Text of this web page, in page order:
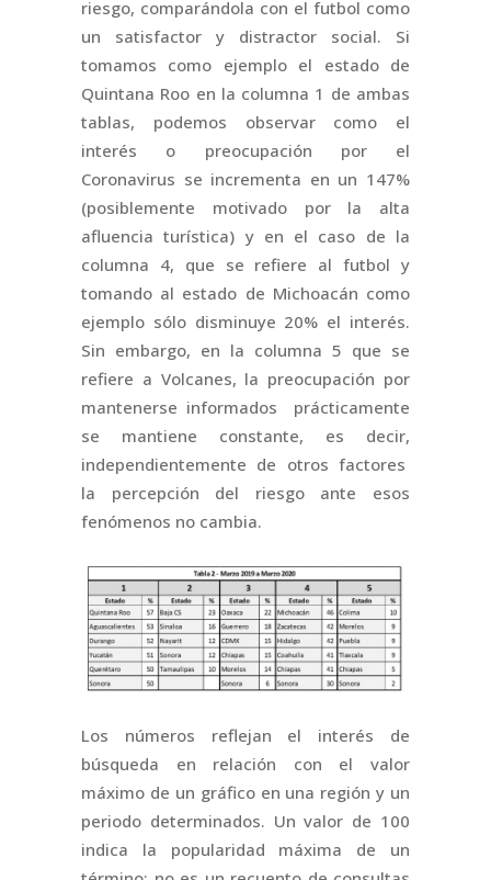
riesgo, comparándola con el futbol como
un satisfactor y distractor social. Si
tomamos como ejemplo el estado de
Quintana Roo en la columna 1 de ambas
tablas, podemos observar como el
interés o preocupación por el
Coronavirus se incrementa en un 147%
(posiblemente motivado por la alta
afluencia turística) y en el caso de la
columna 4, que se refiere al futbol y
tomando al estado de Michoacán como
ejemplo sólo disminuye 20% el interés.
Sin embargo, en la columna 5 que se
refiere a Volcanes, la preocupación por
mantenerse informados prácticamente
se mantiene constante, es decir,
independientemente de otros factores
la percepción del riesgo ante esos
fenómenos no cambia.
Los números reflejan el interés de
búsqueda en relación con el valor
máximo de un gráfico en una región y un
periodo determinados. Un valor de 100
indica la popularidad máxima de un